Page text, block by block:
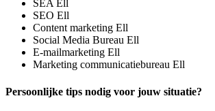
SEA Ell
SEO Ell
Content marketing Ell
Social Media Bureau Ell
E-mailmarketing Ell
Marketing communicatiebureau Ell
Persoonlijke tips nodig voor jouw situatie?